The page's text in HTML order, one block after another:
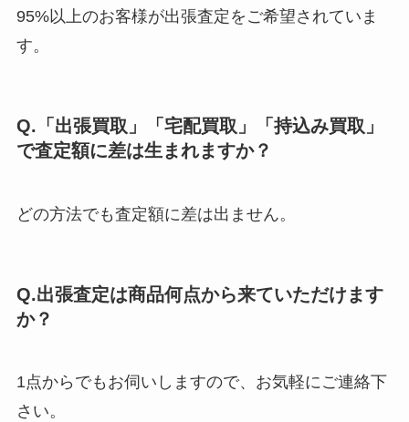
95%以上のお客様が出張査定をご希望されていま
す。
Q.「出張買取」「宅配買取」「持込み買取」
で査定額に差は生まれますか？
どの方法でも査定額に差は出ません。
Q.出張査定は商品何点から来ていただけます
か？
1点からでもお伺いしますので、お気軽にご連絡下
さい。